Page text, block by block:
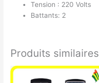
Tension : 220 Volts
Battants: 2
Produits similaires